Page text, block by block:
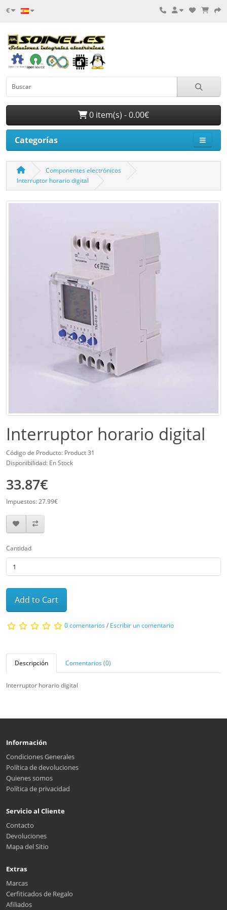
€
0 item(s) - 0.00€
Categorías
Componentes electrónicos
Interruptor horario digital
Interruptor horario digital
Código de Producto: Product 31
Disponibilidad: En Stock
33.87€
Impuestos: 27.99€
Cantidad
Add to Cart
0 comentarios/ Escribir un comentario
Descripción Comentarios (0)
Interruptor horario digital
Información
Condiciones Generales
Política de devoluciones
Quienes somos
Política de privacidad
Servicio al Cliente
Contacto
Devoluciones
Mapa del Sitio
Extras
Marcas
Cerfiticados de Regalo
Afiliados